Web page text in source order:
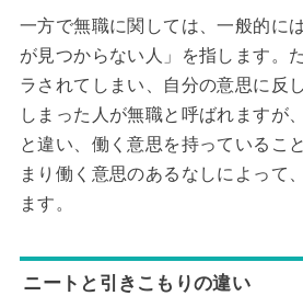
一方で無職に関しては、一般的に
が見つからない人」を指します。
ラされてしまい、自分の意思に反
しまった人が無職と呼ばれますが
と違い、働く意思を持っているこ
まり働く意思のあるなしによって
ます。
ニートと引きこもりの違い